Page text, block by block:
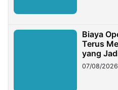
Biaya
Terus
yang
07/08/